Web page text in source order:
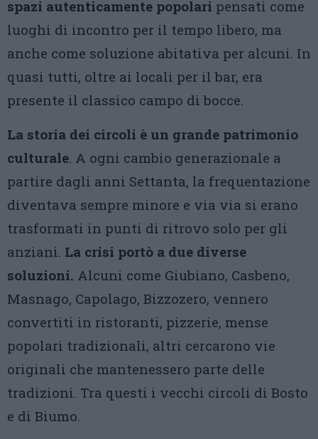
spazi autenticamente popolari pensati come
luoghi di incontro per il tempo libero, ma
anche come soluzione abitativa per alcuni. In
quasi tutti, oltre ai locali per il bar, era
presente il classico campo di bocce.
La storia dei circoli è un grande patrimonio
culturale. A ogni cambio generazionale a
partire dagli anni Settanta, la frequentazione
diventava sempre minore e via via si erano
trasformati in punti di ritrovo solo per gli
anziani. La crisi portò a due diverse
soluzioni. Alcuni come Giubiano, Casbeno,
Masnago, Capolago, Bizzozero, vennero
convertiti in ristoranti, pizzerie, mense
popolari tradizionali, altri cercarono vie
originali che mantenessero parte delle
tradizioni. Tra questi i vecchi circoli di Bosto
e di Biumo.